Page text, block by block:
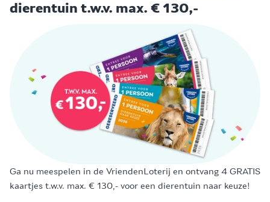
dierentuin t.w.v. max. € 130,-
Ga nu meespelen in de VriendenLoterij en ontvang 4 GRATIS
kaartjes t.w.v. max. € 130,- voor een dierentuin naar keuze!